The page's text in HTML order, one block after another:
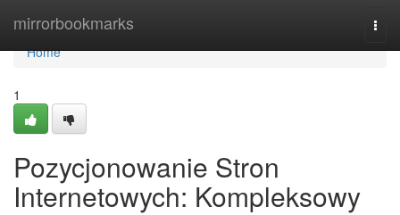
mirrorbookmarks
Home
Home
1
Pozycjonowanie Stron
Internetowych: Kompleksowy